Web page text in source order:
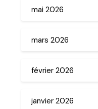
mai 2026
mars 2026
février 2026
janvier 2026